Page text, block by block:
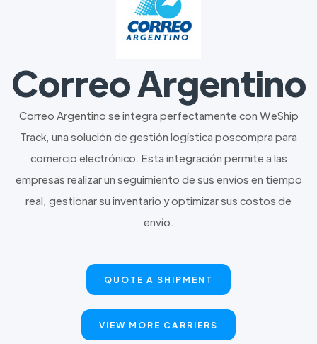
Correo Argentino
Correo Argentino se integra perfectamente con WeShip
Track, una solución de gestión logística poscompra para
comercio electrónico. Esta integración permite a las
empresas realizar un seguimiento de sus envíos en tiempo
real, gestionar su inventario y optimizar sus costos de
envío.
QUOTE A SHIPMENT
VIEW MORE CARRIERS